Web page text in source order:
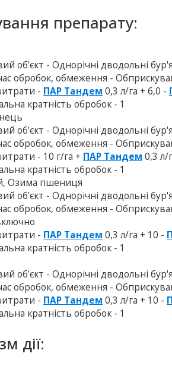
препарату:
об'єкт - Однорічні дводольні
обробок, обмеження -
- ПАР Тандем 0,3 л/га + 6,0 -
кратність обробок - 1
об'єкт - Однорічні дводольні
обробок, обмеження -
- 10 г/га + ПАР Тандем 0,3 л/
кратність обробок - 1
Озима пшениця
об'єкт - Однорічні дводольні
обробок, обмеження -
- ПАР Тандем 0,3 л/га + 10 -
кратність обробок - 1
об'єкт - Однорічні дводольні
обробок, обмеження -
- ПАР Тандем 0,3 л/га + 10 -
кратність обробок - 1
дії: